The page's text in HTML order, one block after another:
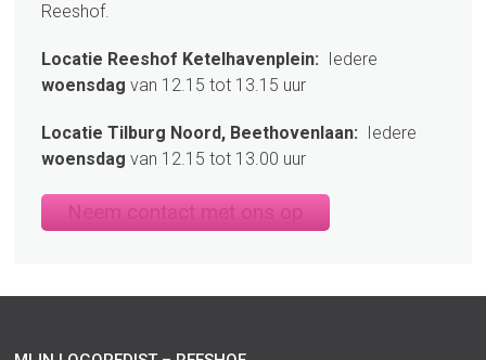
Reeshof.
Locatie Reeshof Ketelhavenplein: Iedere
woensdag van 12.15 tot 13.15 uur
Locatie Tilburg Noord, Beethovenlaan: Iedere
woensdag van 12.15 tot 13.00 uur
Neem contact met ons op